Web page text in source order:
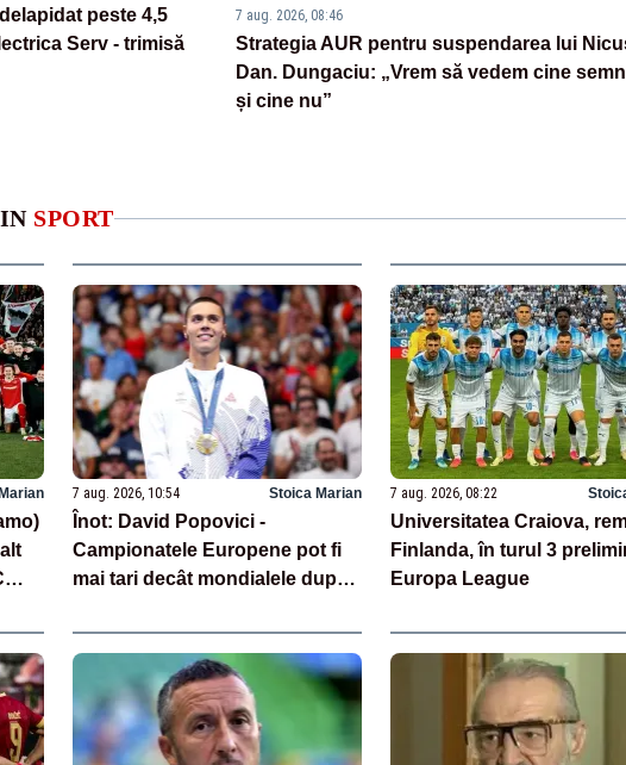
peste 4,5
Serv - trimisă
7 aug. 2026, 08:46
Strategia AUR pentru suspendarea lui
Dan. Dungaciu: „Vrem să vedem cine
și cine nu”
SPORT
7 aug. 2026, 10:54 Stoica Marian
Înot: David Popovici -
Campionatele Europene pot fi
mai tari decât mondialele după
7 aug. 2026, 08:22
Universitatea Craiova,
Finlanda, în turul 3
Europa League